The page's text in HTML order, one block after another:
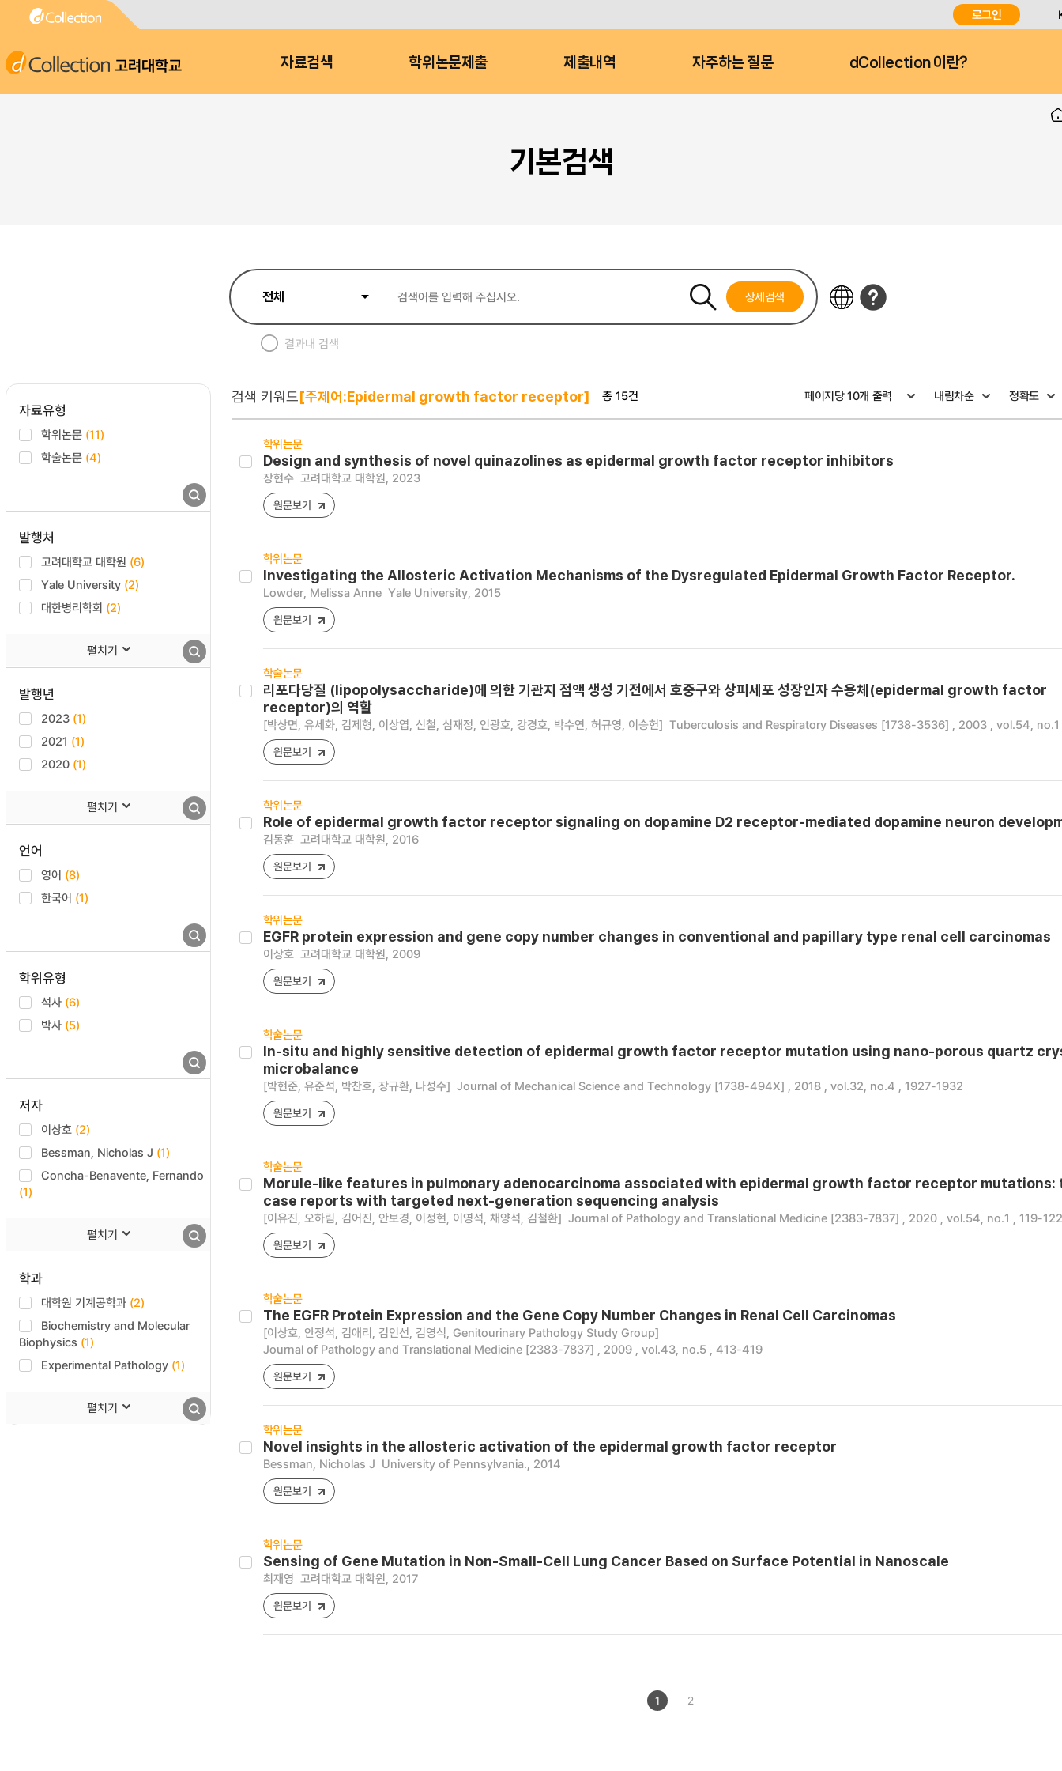
로그인
고려대학교 자료검색 학위논문제출 제출내역 자주하는 질문 dCollection 이란?
기본검색
상세검색
결과내 검색
자료유형
학위논문 (11)
학술논문 (4)
발행처
고려대학교 대학원 (6)
Yale University (2)
대한병리학회 (2)
펼치기
발행년
2023 (1)
2021 (1)
2020 (1)
펼치기
언어
영어 (8)
한국어 (1)
학위유형
석사 (6)
박사 (5)
저자
이상호 (2)
Bessman, Nicholas J (1)
Concha-Benavente, Fernando
(1)
펼치기
학과
대학원 기계공학과 (2)
Biochemistry and Molecular
Biophysics (1)
Experimental Pathology (1)
펼치기
검색 키워드[주제어:Epidermal growth factor receptor] 총 15건
학위논문
Design and synthesis of novel quinazolines as epidermal growth factor receptor inhibitors
장현수 고려대학교 대학원, 2023
원문보기
학위논문
Investigating the Allosteric Activation Mechanisms of the Dysregulated Epidermal Growth Factor Receptor.
Lowder, Melissa Anne Yale University, 2015
원문보기
학술논문
리포다당질 (lipopolysaccharide)에 의한 기관지 점액 생성 기전에서 호중구와 상피세포 성장인자 수용체(epidermal growth factor
receptor)의 역할
[박상면, 유세화, 김제형, 이상엽, 신철, 심재정, 인광호, 강경호, 박수연, 허규영, 이승헌] Tuberculosis and Respiratory Diseases [1738-3536] , 2003 , vol.54,
원문보기
학위논문
Role of epidermal growth factor receptor signaling on dopamine D2 receptor-mediated dopamine neuron
김동훈 고려대학교 대학원, 2016
원문보기
학위논문
EGFR protein expression and gene copy number changes in conventional and papillary type renal cell carcinomas
이상호 고려대학교 대학원, 2009
원문보기
학술논문
In-situ and highly sensitive detection of epidermal growth factor receptor mutation using nano-porous quartz
microbalance
[박현준, 유준석, 박찬호, 장규환, 나성수] Journal of Mechanical Science and Technology [1738-494X] , 2018 , vol.32, no.4 , 1927-1932
원문보기
학술논문
Morule-like features in pulmonary adenocarcinoma associated with epidermal growth factor receptor mutations:
case reports with targeted next-generation sequencing analysis
[이유진, 오하림, 김어진, 안보경, 이정현, 이영석, 채양석, 김철환] Journal of Pathology and Translational Medicine [2383-7837] , 2020 , vol.54, no.1 , 119-122
원문보기
학술논문
The EGFR Protein Expression and the Gene Copy Number Changes in Renal Cell Carcinomas
[이상호, 안정석, 김애리, 김인선, 김영식, Genitourinary Pathology Study Group]
Journal of Pathology and Translational Medicine [2383-7837] , 2009 , vol.43, no.5 , 413-419
원문보기
학위논문
Novel insights in the allosteric activation of the epidermal growth factor receptor
Bessman, Nicholas J University of Pennsylvania., 2014
원문보기
학위논문
Sensing of Gene Mutation in Non-Small-Cell Lung Cancer Based on Surface Potential in Nanoscale
최재영 고려대학교 대학원, 2017
원문보기
1 2